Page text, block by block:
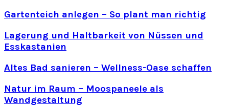
Gartenteich anlegen – So plant man richtig
Lagerung und Haltbarkeit von Nüssen und
Esskastanien
Altes Bad sanieren – Wellness-Oase schaffen
Natur im Raum – Moospaneele als
Wandgestaltung